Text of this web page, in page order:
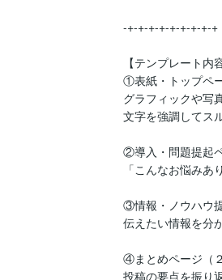
-+-+-+-+-+-+-+-+-+
【テンプレート内
①表紙・トップペ
グラフィックや写
文字を強調してス
②導入・問題提起
「こんなお悩みあ
③情報・ノウハウ
伝えたい情報を分
④まとめページ（２
投稿の要点を振り